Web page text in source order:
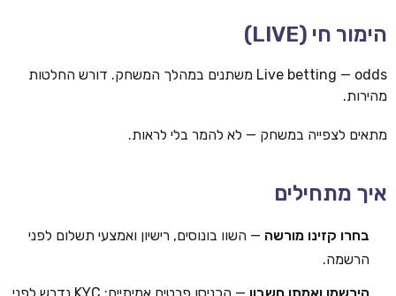
הימור חי (LIVE)
Live betting — odds משתנים במהלך המשחק. דורש החלטות
מהירות.
מתאים לצפייה במשחק — לא להמר בלי לראות.
איך מתחילים
בחרו קזינו מורשה — השוו בונוסים, רישיון ואמצעי תשלום לפני
הרשמה.